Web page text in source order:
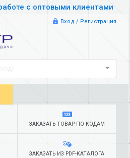
с оптовыми клиентами
Вход / Регистрация
ЗАКАЗАТЬ ТОВАР ПО КОДАМ
ЗАКАЗАТЬ ИЗ PDF-КАТАЛОГА